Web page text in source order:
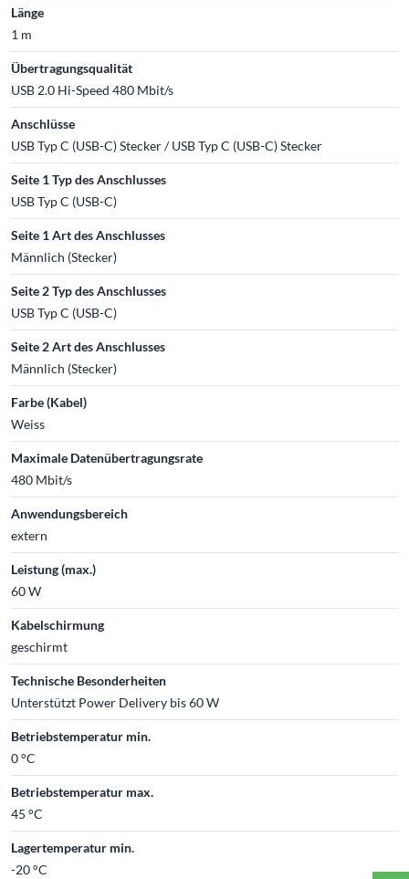
Länge
1 m
Übertragungsqualität
USB 2.0 Hi-Speed 480 Mbit/s
Anschlüsse
USB Typ C (USB-C) Stecker / USB Typ C (USB-C) Stecker
Seite 1 Typ des Anschlusses
USB Typ C (USB-C)
Seite 1 Art des Anschlusses
Männlich (Stecker)
Seite 2 Typ des Anschlusses
USB Typ C (USB-C)
Seite 2 Art des Anschlusses
Männlich (Stecker)
Farbe (Kabel)
Weiss
Maximale Datenübertragungsrate
480 Mbit/s
Anwendungsbereich
extern
Leistung (max.)
60 W
Kabelschirmung
geschirmt
Technische Besonderheiten
Unterstützt Power Delivery bis 60 W
Betriebstemperatur min.
0 °C
Betriebstemperatur max.
45 °C
Lagertemperatur min.
-20 °C